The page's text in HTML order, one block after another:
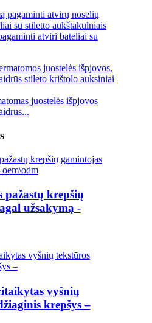
atviri bateliai su
juostelės išpjovos
pažastų krepšių
užsakymą -
vyšnių
krepšys –